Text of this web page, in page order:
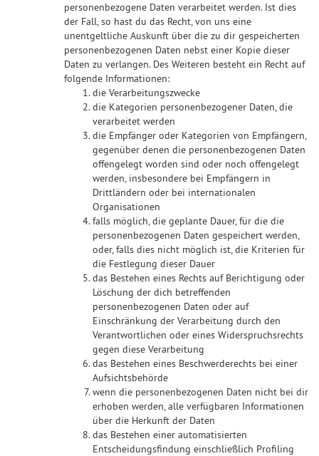
personenbezogene Daten verarbeitet werden. Ist dies
der Fall, so hast du das Recht, von uns eine
unentgeltliche Auskunft über die zu dir gespeicherten
personenbezogenen Daten nebst einer Kopie dieser
Daten zu verlangen. Des Weiteren besteht ein Recht auf
folgende Informationen:
die Verarbeitungszwecke
die Kategorien personenbezogener Daten, die
verarbeitet werden
die Empfänger oder Kategorien von Empfängern,
gegenüber denen die personenbezogenen Daten
offengelegt worden sind oder noch offengelegt
werden, insbesondere bei Empfängern in
Drittländern oder bei internationalen
Organisationen
falls möglich, die geplante Dauer, für die die
personenbezogenen Daten gespeichert werden,
oder, falls dies nicht möglich ist, die Kriterien für
die Festlegung dieser Dauer
das Bestehen eines Rechts auf Berichtigung oder
Löschung der dich betreffenden
personenbezogenen Daten oder auf
Einschränkung der Verarbeitung durch den
Verantwortlichen oder eines Widerspruchsrechts
gegen diese Verarbeitung
das Bestehen eines Beschwerderechts bei einer
Aufsichtsbehörde
wenn die personenbezogenen Daten nicht bei dir
erhoben werden, alle verfügbaren Informationen
über die Herkunft der Daten
das Bestehen einer automatisierten
Entscheidungsfindung einschließlich Profiling